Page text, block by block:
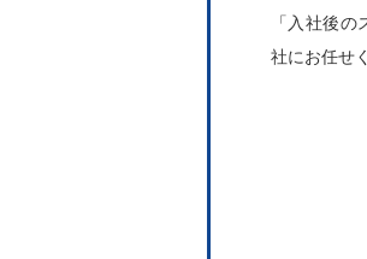
「入社後
社にお任せ